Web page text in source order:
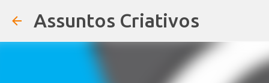
Assuntos Criativos